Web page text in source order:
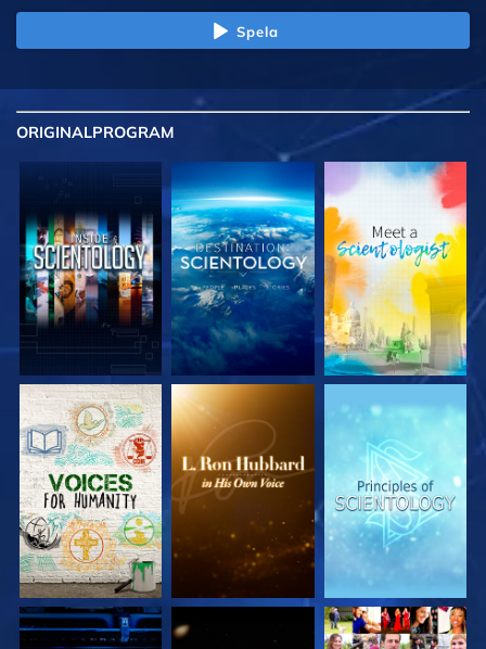
Spela
ORIGINALPROGRAM
UTFORSKA
SERIEN
UTFORSKA
SERIEN
UTFORSKA
SERIEN